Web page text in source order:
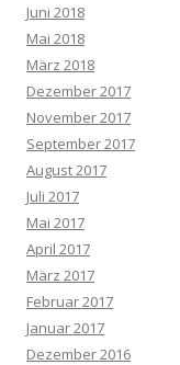
Juni 2018
Mai 2018
März 2018
Dezember 2017
November 2017
September 2017
August 2017
Juli 2017
Mai 2017
April 2017
März 2017
Februar 2017
Januar 2017
Dezember 2016